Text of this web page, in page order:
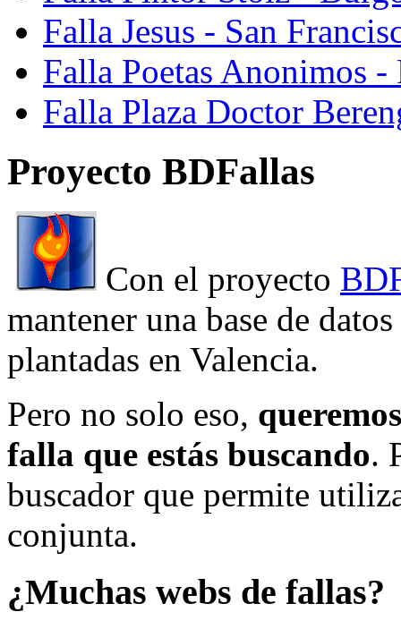
Falla Jesus - San
Falla Poetas Anonimos
Falla Plaza Doctor
Proyecto BDFallas
Con el proyecto
mantener una base de
plantadas en Valencia.
Pero no solo eso,
falla que estás buscando.
buscador que permite
conjunta.
¿Muchas webs de fallas?